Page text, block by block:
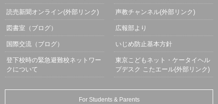
読売新聞オンライン(外部リンク) 声教チャンネル(外部リンク)
図書室（ブログ） 広報部より
国際交流（ブログ） いじめ防止基本方針
登下校時の緊急避難校ネットワー
クについて
東京こどもネット・ケータイヘル
プデスク こたエール(外部リンク)
For Students & Parents